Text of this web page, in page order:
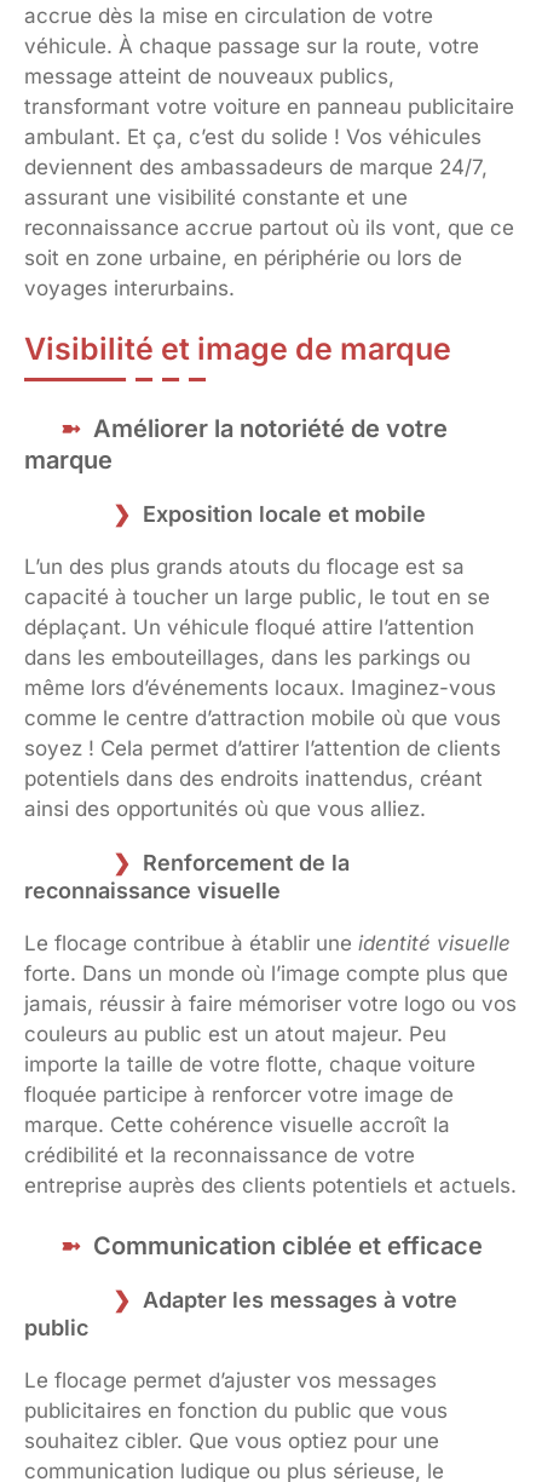
accrue dès la mise en circulation de votre
véhicule. À chaque passage sur la route, votre
message atteint de nouveaux publics,
transformant votre voiture en panneau publicitaire
ambulant. Et ça, c’est du solide ! Vos véhicules
deviennent des ambassadeurs de marque 24/7,
assurant une visibilité constante et une
reconnaissance accrue partout où ils vont, que ce
soit en zone urbaine, en périphérie ou lors de
voyages interurbains.
Visibilité et image de marque
Améliorer la notoriété de votre
marque
Exposition locale et mobile
L’un des plus grands atouts du flocage est sa
capacité à toucher un large public, le tout en se
déplaçant. Un véhicule floqué attire l’attention
dans les embouteillages, dans les parkings ou
même lors d’événements locaux. Imaginez-vous
comme le centre d’attraction mobile où que vous
soyez ! Cela permet d’attirer l’attention de clients
potentiels dans des endroits inattendus, créant
ainsi des opportunités où que vous alliez.
Renforcement de la
reconnaissance visuelle
Le flocage contribue à établir une identité visuelle
forte. Dans un monde où l’image compte plus que
jamais, réussir à faire mémoriser votre logo ou vos
couleurs au public est un atout majeur. Peu
importe la taille de votre flotte, chaque voiture
floquée participe à renforcer votre image de
marque. Cette cohérence visuelle accroît la
crédibilité et la reconnaissance de votre
entreprise auprès des clients potentiels et actuels.
Communication ciblée et efficace
Adapter les messages à votre
public
Le flocage permet d’ajuster vos messages
publicitaires en fonction du public que vous
souhaitez cibler. Que vous optiez pour une
communication ludique ou plus sérieuse, le